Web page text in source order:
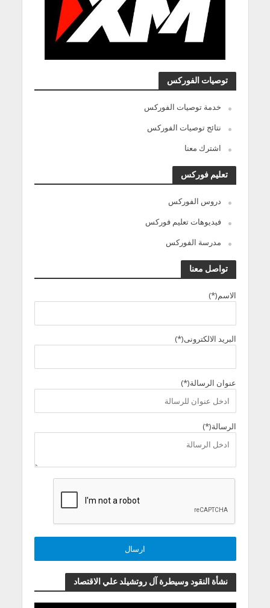
توصيات الفوركس
خدمة توصيات الفوركس
نتائج توصيات الفوركس
اشترك معنا
تعليم فوركس
دروس الفوركس
فيديوهات تعليم فوركس
مدرسة الفوركس
تواصل معنا
الاسم(*)
البريد الالكترونى(*)
عنوان الرسالة(*)
الرسالة(*)
نشأة النقود وسيطرة آل روتشيلد علي الاقتصاد